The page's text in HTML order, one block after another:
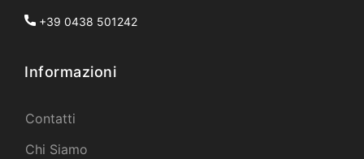
+39 0438 501242
Informazioni
Contatti
Chi Siamo